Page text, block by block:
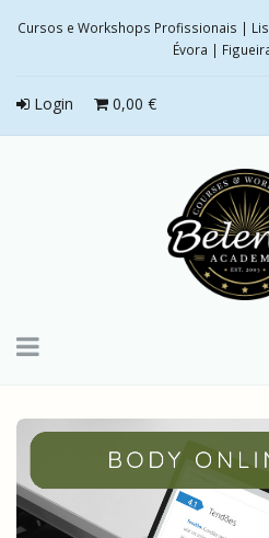
Cursos e Workshops Profissionais |
Évora |
Login 0,00 €
Toggle